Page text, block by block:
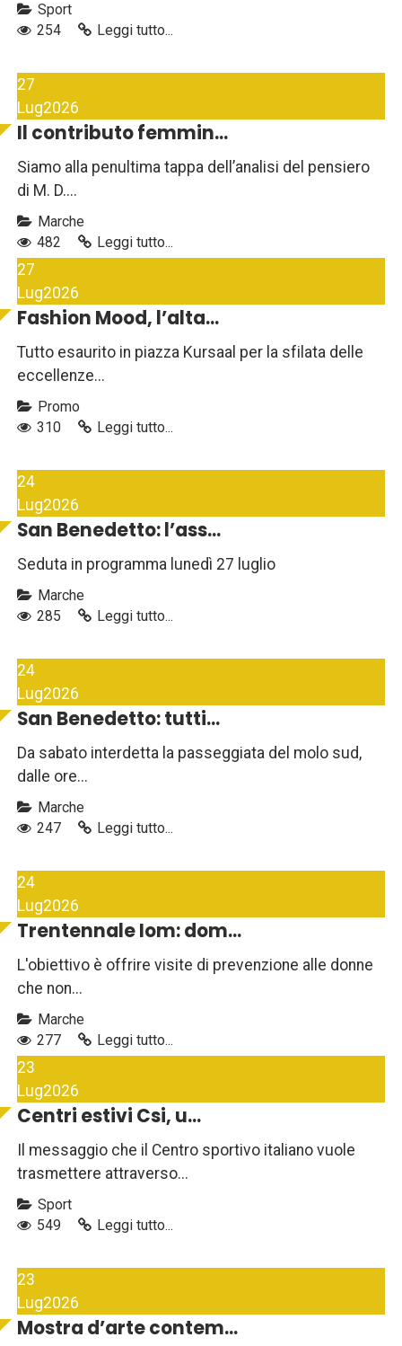
Sport
254
Leggi tutto...
27
Lug2026
Il contributo femmin...
Siamo alla penultima tappa dell’analisi del pensiero
di M. D....
Marche
482
Leggi tutto...
27
Lug2026
Fashion Mood, l’alta...
Tutto esaurito in piazza Kursaal per la sfilata delle
eccellenze...
Promo
310
Leggi tutto...
24
Lug2026
San Benedetto: l’ass...
Seduta in programma lunedì 27 luglio
Marche
285
Leggi tutto...
24
Lug2026
San Benedetto: tutti...
Da sabato interdetta la passeggiata del molo sud,
dalle ore...
Marche
247
Leggi tutto...
24
Lug2026
Trentennale Iom: dom...
L'obiettivo è offrire visite di prevenzione alle donne
che non...
Marche
277
Leggi tutto...
23
Lug2026
Centri estivi Csi, u...
Il messaggio che il Centro sportivo italiano vuole
trasmettere attraverso...
Sport
549
Leggi tutto...
23
Lug2026
Mostra d’arte contem...